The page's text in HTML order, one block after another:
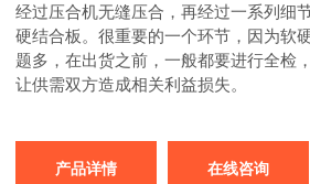
经过压合机无缝压合，再经过一系列细
硬结合板。很重要的一个环节，因为软
题多，在出货之前，一般都要进行全检
让供需双方造成相关利益损失。
产品详情 在线咨询